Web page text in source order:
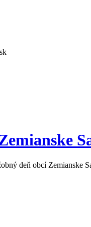
deň obcí Zemianske